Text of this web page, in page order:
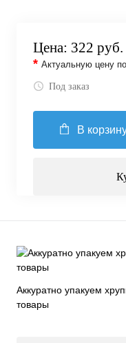
Цена: 322 руб.
* Актуальную цену
Под заказ
В
Аккуратно упакуем
товары